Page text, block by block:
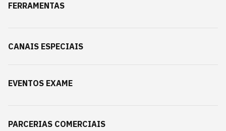
FERRAMENTAS
CANAIS ESPECIAIS
EVENTOS EXAME
PARCERIAS COMERCIAIS